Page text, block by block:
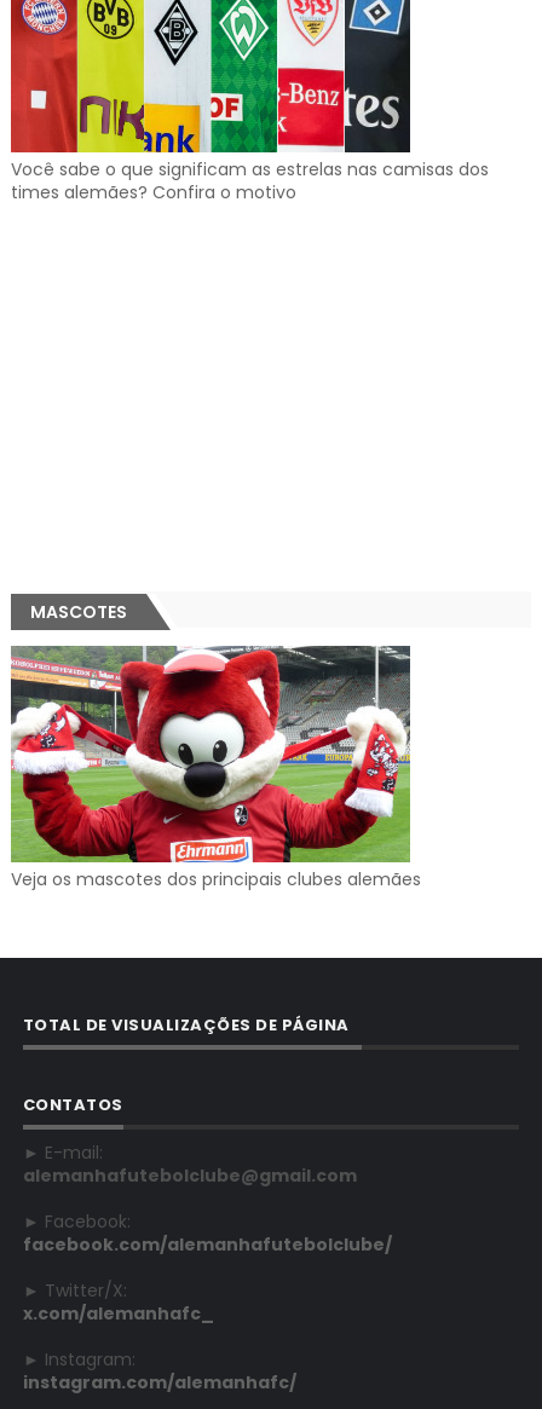
Você sabe o que significam as estrelas nas camisas dos
times alemães? Confira o motivo
MASCOTES
Veja os mascotes dos principais clubes alemães
TOTAL DE VISUALIZAÇÕES DE PÁGINA
CONTATOS
► E-mail:
alemanhafutebolclube@gmail.com
► Facebook:
facebook.com/alemanhafutebolclube/
► Twitter/X:
x.com/alemanhafc_
► Instagram:
instagram.com/alemanhafc/